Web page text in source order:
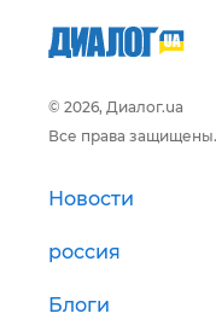
© 2026, Диалог.ua
Все права защищены.
Новости
россия
Блоги